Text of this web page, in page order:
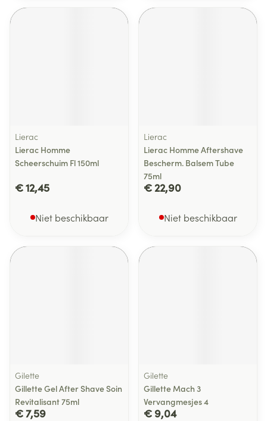
Lierac
Lierac Homme
Scheerschuim Fl 150ml
€ 12,45
Niet beschikbaar
Lierac
Lierac Homme Aftershave
Bescherm. Balsem Tube
75ml
€ 22,90
Niet beschikbaar
Gilette
Gillette Gel After Shave Soin
Revitalisant 75ml
€ 7,59
Gilette
Gillette Mach 3
Vervangmesjes 4
€ 9,04